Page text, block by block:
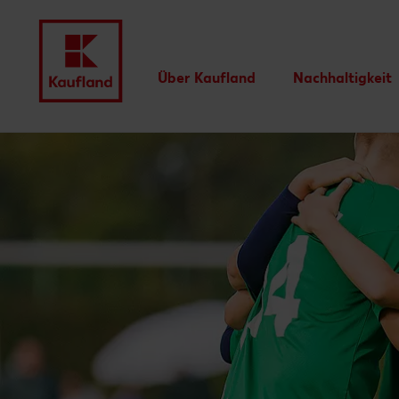
Menü
Über Kaufland
Kaufland-Eigenmarken
Lieferanten
Innovationen
Nachhaltigkeit
Unsere
Newsletter